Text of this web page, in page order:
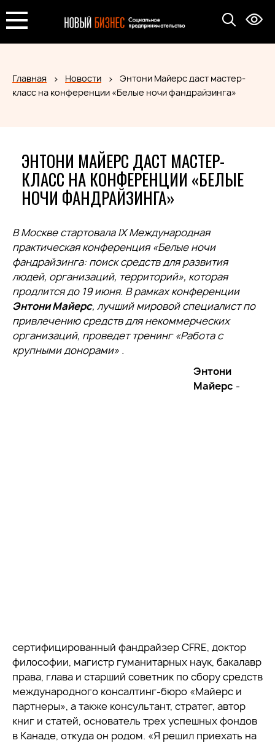
Главная Новости
Энтони Майерс даст мастер-
класс на конференции «Белые ночи фандрайзинга»
ЭНТОНИ МАЙЕРС ДАСТ МАСТЕР-
КЛАСС НА КОНФЕРЕНЦИИ «БЕЛЫЕ
НОЧИ ФАНДРАЙЗИНГА»
В Москве стартовала IX Международная
практическая конференция «Белые ночи
фандрайзинга: поиск средств для развития
людей, организаций, территорий», которая
продлится до 19 июня. В рамках конференции
Энтони Майерс, лучший мировой специалист по
привлечению средств для некоммерческих
организаций, проведет тренинг «Работа с
крупными донорами» .
Энтони
Майерс -
сертифицированный фандрайзер CFRE, доктор
философии, магистр гуманитарных наук, бакалавр
права, глава и старший советник по сбору средств
международного консалтинг-бюро «Майерс и
партнеры», а также консультант, стратег, автор
книг и статей, основатель трех успешных фондов
в Канаде, откуда он родом. «Я решил приехать на